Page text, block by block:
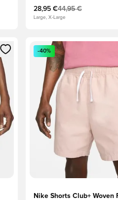
28,95 €44,95 €
Large, X-Large
oder Registrieren als Mitglied
Öffnet ein neues
-40%
Nike Shorts Club+ Woven